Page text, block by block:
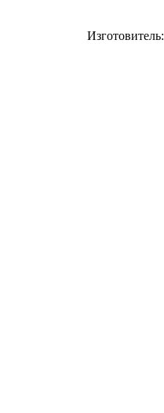
Изготовитель: